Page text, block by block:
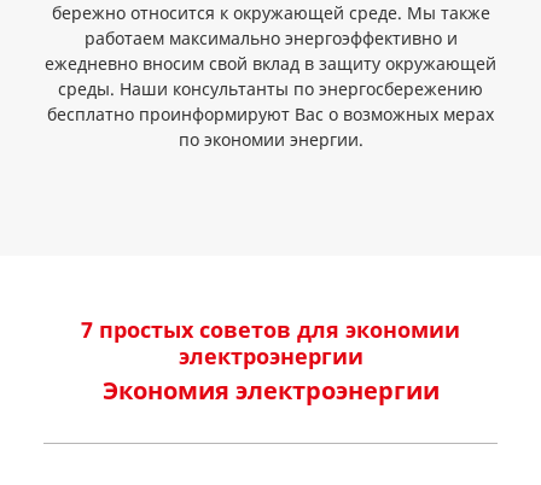
бережно относится к окружающей среде. Мы также
работаем максимально энергоэффективно и
ежедневно вносим свой вклад в защиту окружающей
среды. Наши консультанты по энергосбережению
бесплатно проинформируют Вас о возможных мерах
по экономии энергии.
7 простых советов для экономии
электроэнергии
Экономия электроэнергии